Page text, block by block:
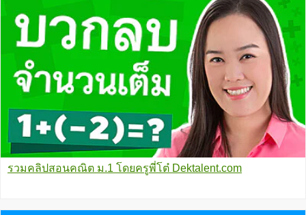
รวมคลิปสอนคณิต ม.1 โดยครูพี่โต๋ Dektalent.com